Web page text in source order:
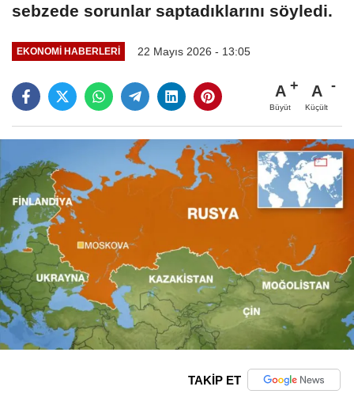
sebzede sorunlar saptadıklarını söyledi.
EKONOMI HABERLERI 22 Mayıs 2026 - 13:05
A
Büyüt
A
Küçült
TAKİP ET